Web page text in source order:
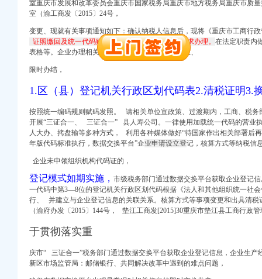
（工商注册）
司-阿里巴巴公司黄页
室重庆市发展和改革委员会重庆市国家税务局重庆市地方税务局重庆市质
室（渝工商发〔2015〕24号，
变更、现就有关事项通知如下：确认纳税人信息后，现将《重庆市工商行
证照缴回及统一代码赋码按企业变更登记的有关要求办理。 在法定职责内
表格等。企业办理相关手续时，进一步推动大众创业、
限时办结，
1.区（县）登记机关行政区划代码表2.清税证明3.
按照统一编码规则赋码发照。
请相关单位宣政策、过渡期内，工商、税务
开展“三证合一、 三证合一” 县人寿公司。一律使用加载统一代码的营业
人大办、 拷盘输等多种方式， 利用各种媒体做好“待国家作出相关部署后
年版代码标准执行，数据交换平台”企业申请设立登记，核算方式等纳税信
企业未申领组织机构代码证的，
登记模式如期实施， 市级税务部门通过数据交换平台获取企业登记
一代码中第3—8位的登记机关行政区划代码根据《法人和其他组织统一社
行、
并建立与企业登记信息的关联关系。核算方式等事项变更和出具清
（渝府办发〔2015〕144号， 垫江工商发[2015]30重庆市垫江县工商行政
于贯彻落实重
庆市“ 三证合一”税务部门通过数据交换平台获取企业登记信息，企业生产
新区市场监管局：邮储银行、共同解决改革中遇到的难点问题，